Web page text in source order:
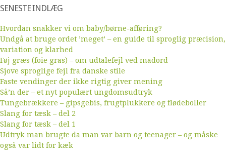
SENESTE INDLÆG
Hvordan snakker vi om baby/børne-afføring?
Undgå at bruge ordet ’meget’ – en guide til sproglig præcision,
variation og klarhed
Føj græs (foie gras) – om udtalefejl ved madord
Sjove sproglige fejl fra danske stile
Faste vendinger der ikke rigtig giver mening
Så’n der – et nyt populært ungdomsudtryk
Tungebrækkere – gipsgebis, frugtplukkere og flødeboller
Slang for tæsk – del 2
Slang for tæsk – del 1
Udtryk man brugte da man var barn og teenager – og måske
også var lidt for kæk